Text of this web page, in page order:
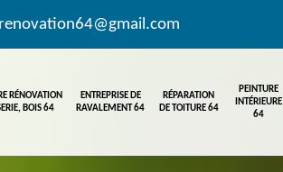
RÉNOVATION
BOIS 64
ENTREPRISE DE
RAVALEMENT 64
RÉPARATION
DE TOITURE 64
PEINTURE
INTÉRIEURE
64